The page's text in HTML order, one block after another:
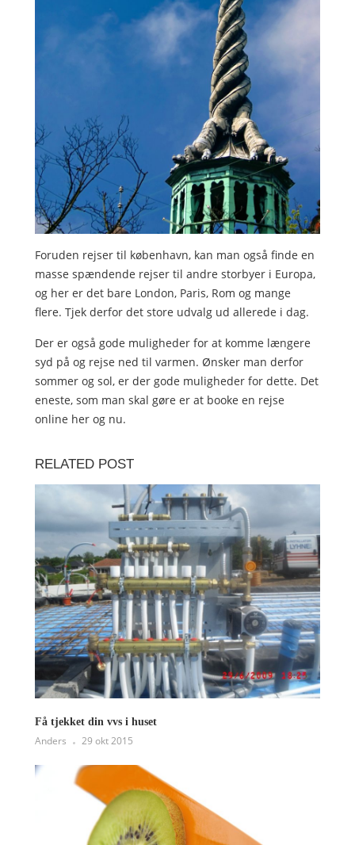
Foruden rejser til københavn, kan man også finde en
masse spændende rejser til andre storbyer i Europa,
og her er det bare London, Paris, Rom og mange
flere. Tjek derfor det store udvalg ud allerede i dag.
Der er også gode muligheder for at komme længere
syd på og rejse ned til varmen. Ønsker man derfor
sommer og sol, er der gode muligheder for dette. Det
eneste, som man skal gøre er at booke en rejse
online her og nu.
RELATED POST
Få tjekket din vvs i huset
Anders 29 okt 2015